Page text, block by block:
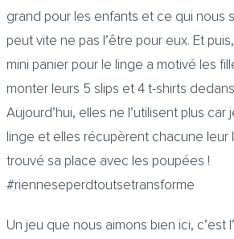
grand pour les enfants et ce qui nous
peut vite ne pas l’être pour eux. Et
mini panier pour le linge a motivé les
monter leurs 5 slips et 4 t-shirts
Aujourd’hui, elles ne l’utilisent plus
linge et elles récupèrent chacune leur
trouvé sa place avec les poupées !
#rienneseperdtoutsetransforme
Un jeu que nous aimons bien ici, c’est